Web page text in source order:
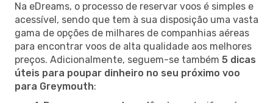
Na eDreams, o processo de reservar voos é simples e
acessível, sendo que tem à sua disposição uma vasta
gama de opções de milhares de companhias aéreas
para encontrar voos de alta qualidade aos melhores
preços. Adicionalmente, seguem-se também 5 dicas
úteis para poupar dinheiro no seu próximo voo
para Greymouth: